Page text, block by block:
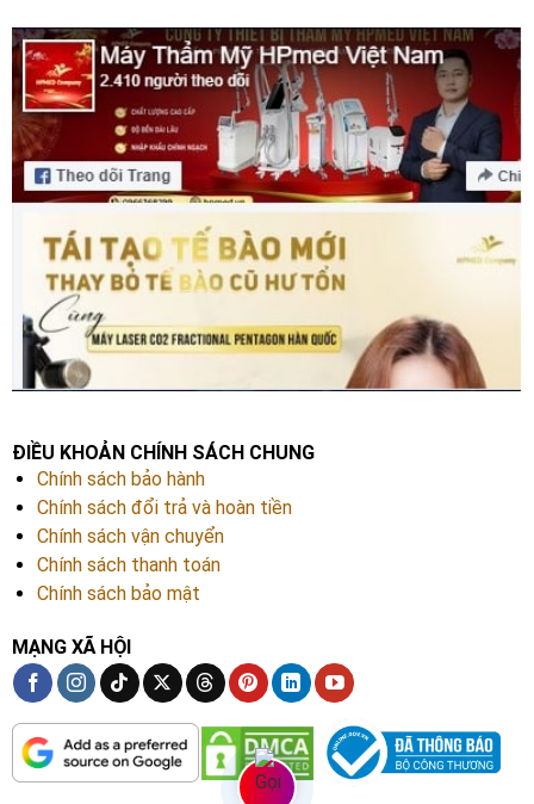
ĐIỀU KHOẢN CHÍNH SÁCH CHUNG
Chính sách bảo hành
Chính sách đổi trả và hoàn tiền
Chính sách vận chuyển
Chính sách thanh toán
Chính sách bảo mật
MẠNG XÃ HỘI